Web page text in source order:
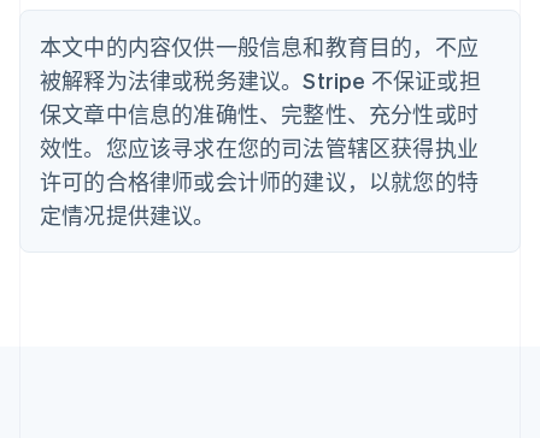
本文中的内容仅供一般信息和教育目的，不应
被解释为法律或税务建议。Stripe 不保证或担
保文章中信息的准确性、完整性、充分性或时
效性。您应该寻求在您的司法管辖区获得执业
许可的合格律师或会计师的建议，以就您的特
定情况提供建议。
丹麦
English
德国
DeutschEnglish
法国
Français English
芬兰
English Svenska
荷兰